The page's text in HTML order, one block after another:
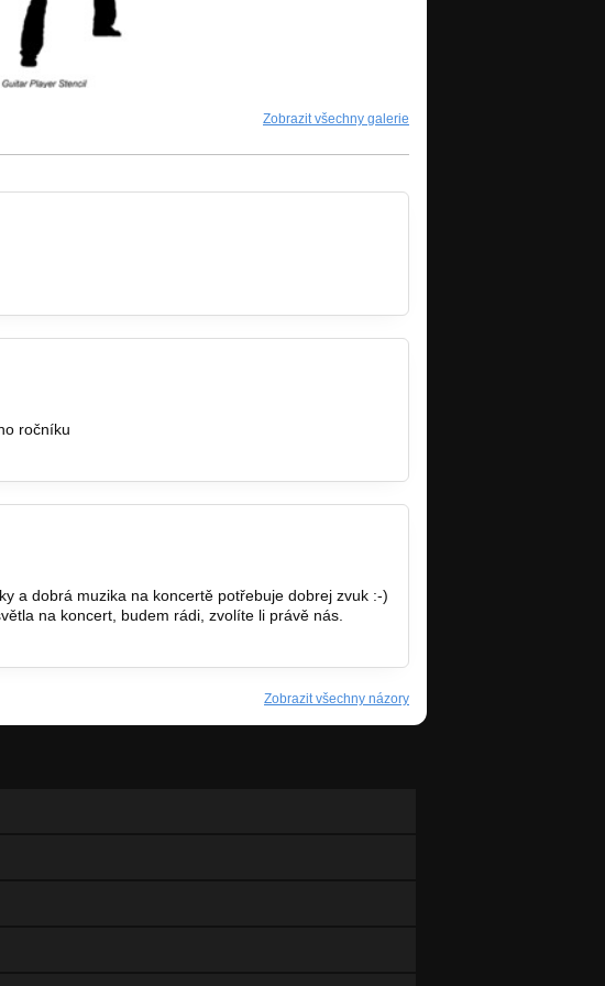
Zobrazit všechny galerie
ročníku
a dobrá muzika na koncertě potřebuje dobrej zvuk :-)
na koncert, budem rádi, zvolíte li právě nás.
Zobrazit všechny názory